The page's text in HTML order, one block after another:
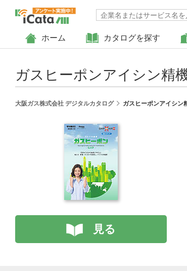
ホーム カタログを探す
ガスヒーポンアイシン精
大阪ガス株式会社 デジタルカタログ ガスヒーポンアイシン
見る